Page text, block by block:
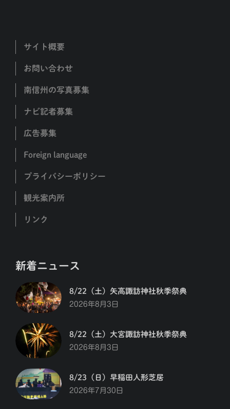
サイト概要
お問い合わせ
南信州の写真募集
ナビ記者募集
広告募集
Foreign language
プライバシーポリシー
観光案内所
リンク
新着ニュース
8/22（土）矢高諏訪神社秋季祭典
2026年8月3日
8/22（土）大宮諏訪神社秋季祭典
2026年8月3日
8/23（日）早稲田人形芝居
2026年7月30日